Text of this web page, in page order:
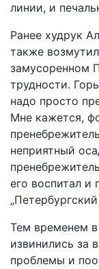
линии, и
Ранее худрук
также
замусоренном
трудности.
надо просто
Мне кажется,
неприятный
его воспитал и
Тем временем
извинились за
проблемы и